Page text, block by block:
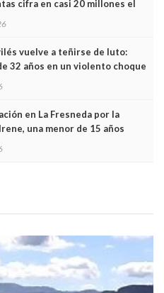
cifra en casi 20 millones el
trenes que no cabían por los
vuelve a teñirse de luto:
32 años en un violento choque
en La Fresneda por la
una menor de 15 años